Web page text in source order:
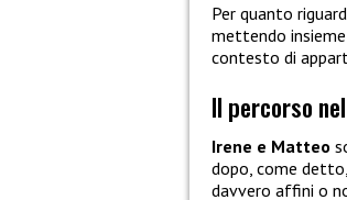
Per quanto
mettendo
contesto di
Il percorso
Irene e Matteo
dopo, come
davvero affini o